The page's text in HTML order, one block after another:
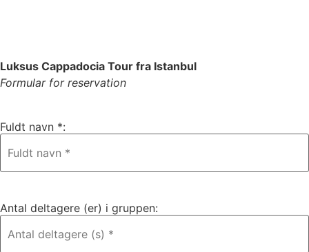
Luksus Cappadocia Tour fra Istanbul
Formular for reservation
Fuldt navn *:
Antal deltagere (er) i gruppen: